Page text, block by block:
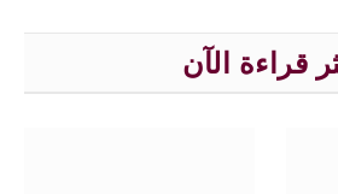
قراءة الآن